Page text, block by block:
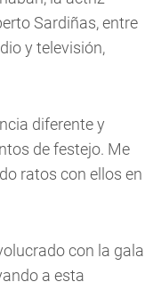
Sardiñas, entre
y televisión,
diferente y
de festejo. Me
ratos con ellos en
con la gala
a esta